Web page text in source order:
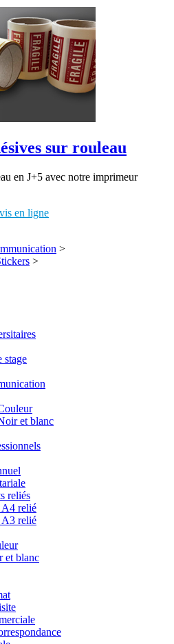
sur rouleau
en J+5 avec notre imprimeur
en ligne
>
>
stage
et blanc
reliés
relié
relié
et blanc